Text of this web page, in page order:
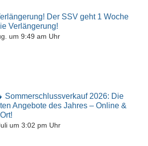
Der SSV geht 1 Woche
Verlängerung!
um 9:49 am Uhr
Sommerschlussverkauf 2026: Die
Angebote des Jahres – Online &
um 3:02 pm Uhr